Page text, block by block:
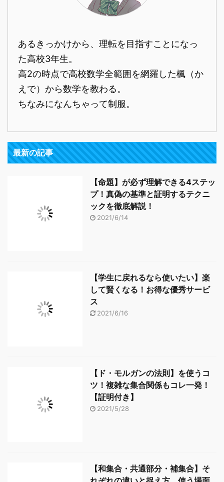
あるきっかけから、理転を目指すことになっ
た高校3年生。
高2の時点で高校数学全範囲を網羅した楓（か
えで）から数学を教わる。
ちなみになんちゃって制服。
最新の記事
【命題】が必ず理解できる4ステッ
プ！真偽の基準と証明するテクニ
ックを徹底解説！
2021/6/14
【学生に戻れるなら使いたい】楽
して賢くなる！お得な優秀サービ
ス
2021/6/16
【ド・モルガンの法則】を使うコ
ツ！複雑な集合関係もコレ一発！
【証明付き】
2021/5/28
【和集合・共通部分・補集合】そ